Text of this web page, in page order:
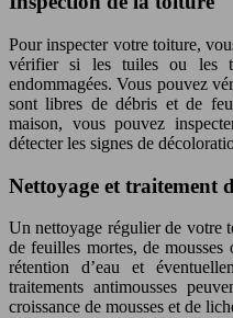
Pour inspecter votre toiture,
vérifier si les tuiles ou les
endommagées. Vous pouvez
sont libres de débris et de
maison, vous pouvez
détecter les signes de
Nettoyage et traitement
Un nettoyage régulier de votre
de feuilles mortes, de
rétention d’eau et
traitements antimousses
croissance de mousses et de